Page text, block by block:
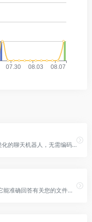
Chunky: 使用Chunky平台构建人类化的聊天机器人，无需编码。
Visus.ai: 创建您自己的人工智能，它能准确回答有关您的文件的问题。